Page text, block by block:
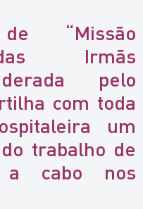
“Missão
Irmãs
pelo
com toda
um
trabalho de
a cabo nos